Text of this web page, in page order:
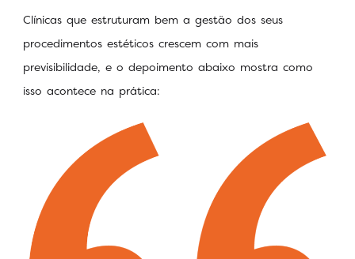
Clínicas que estruturam bem a gestão dos seus
procedimentos estéticos crescem com mais
previsibilidade, e o depoimento abaixo mostra como
isso acontece na prática: